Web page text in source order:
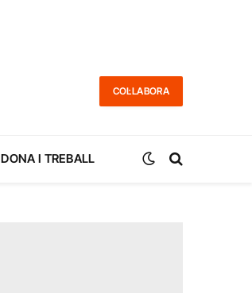
COL·LABORA
DONA I TREBALL